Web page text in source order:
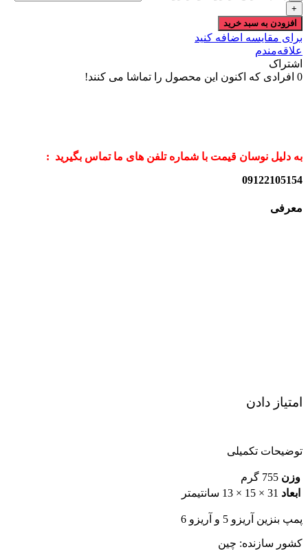
افزودن به سبد خرید
برای مقایسه اضافه کنید
علاقه‌مندم
اشتراک
0 افرادی که اکنون این محصول را تماشا می کنند!
به دلیل نوسان قیمت با شماره تلفن های ما تماس بگیرید :
09122105154
معرفی
امتیاز دادن
توضیحات تکمیلی
وزن 755 گرم
ابعاد 31 × 15 × 13 سانتیمتر
پمپ بنزین آریزو 5 و آریزو 6
کشور سازنده: چین